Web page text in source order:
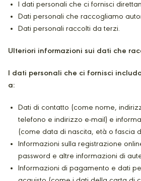
I dati personali che ci fornisci
Dati personali che raccogliamo
Dati personali raccolti da terzi.
Ulteriori informazioni sui dati che
I dati personali che ci fornisci
a:
Dati di contatto (come nome,
telefono e indirizzo e-mail) e
(come data di nascita, età o fascia
Informazioni sulla registrazione
password e altre informazioni di
Informazioni di pagamento e dati